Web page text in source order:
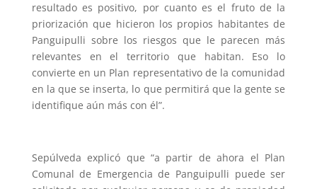
resultado es positivo, por cuanto es el fruto de la
priorización que hicieron los propios habitantes de
Panguipulli sobre los riesgos que le parecen más
relevantes en el territorio que habitan. Eso lo
convierte en un Plan representativo de la comunidad
en la que se inserta, lo que permitirá que la gente se
identifique aún más con él”.
Sepúlveda explicó que “a partir de ahora el Plan
Comunal de Emergencia de Panguipulli puede ser